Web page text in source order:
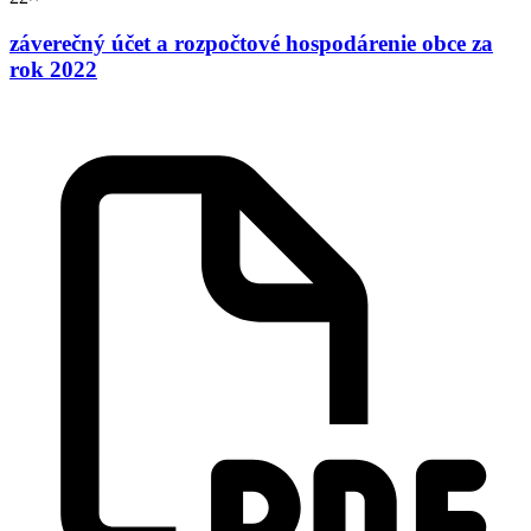
záverečný účet a rozpočtové hospodárenie obce za
rok 2022